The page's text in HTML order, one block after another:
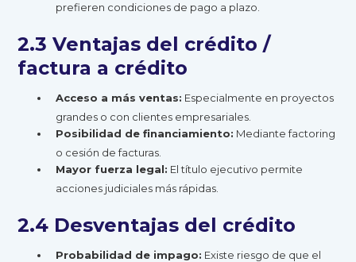
prefieren condiciones de pago a plazo.
2.3 Ventajas del crédito /
factura a crédito
Acceso a más ventas: Especialmente en proyectos
grandes o con clientes empresariales.
Posibilidad de financiamiento: Mediante factoring
o cesión de facturas.
Mayor fuerza legal: El título ejecutivo permite
acciones judiciales más rápidas.
2.4 Desventajas del crédito
Probabilidad de impago: Existe riesgo de que el